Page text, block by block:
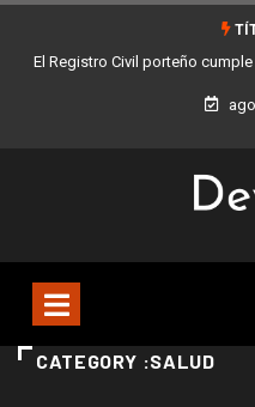
El Registro Civil porteño
CATEGORY :SALUD